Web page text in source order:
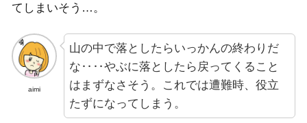
てしまいそう…。
aimi
山の中で落としたらいっかんの終わりだ
な‥‥やぶに落としたら戻ってくること
はまずなさそう。これでは遭難時、役立
たずになってしまう。